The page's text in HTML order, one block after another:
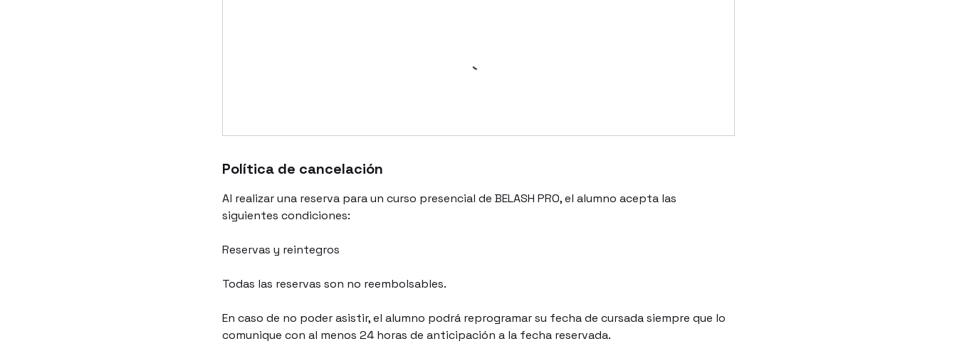
Política de cancelación
Al realizar una reserva para un curso presencial de BELASH PRO, el alumno acepta las
siguientes condiciones:
Reservas y reintegros
Todas las reservas son no reembolsables.
En caso de no poder asistir, el alumno podrá reprogramar su fecha de cursada siempre que lo
comunique con al menos 24 horas de anticipación a la fecha reservada.